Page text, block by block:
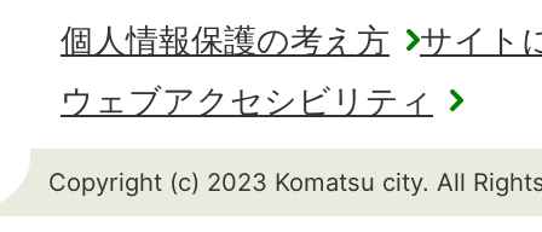
個人情報保護の考え方
サイト
ウェブアクセシビリティ
Copyright (c) 2023 Komatsu city. All